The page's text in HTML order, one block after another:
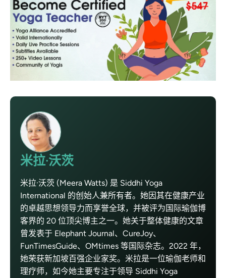
米拉·沃茨
米拉·沃茨 (Meera Watts) 是 Siddhi Yoga
International 的创始人兼所有者。她因其在健康产业
的卓越思想领导力而享誉全球，并被评为国际瑜伽博
客界的 20 位顶尖博主之一。她关于整体健康的文章
曾发表于 Elephant Journal、CureJoy、
FunTimesGuide、OMtimes 等国际杂志。2022 年，
她荣获新加坡百强企业家奖。米拉是一位瑜伽老师和
理疗师，如今她主要专注于领导 Siddhi Yoga